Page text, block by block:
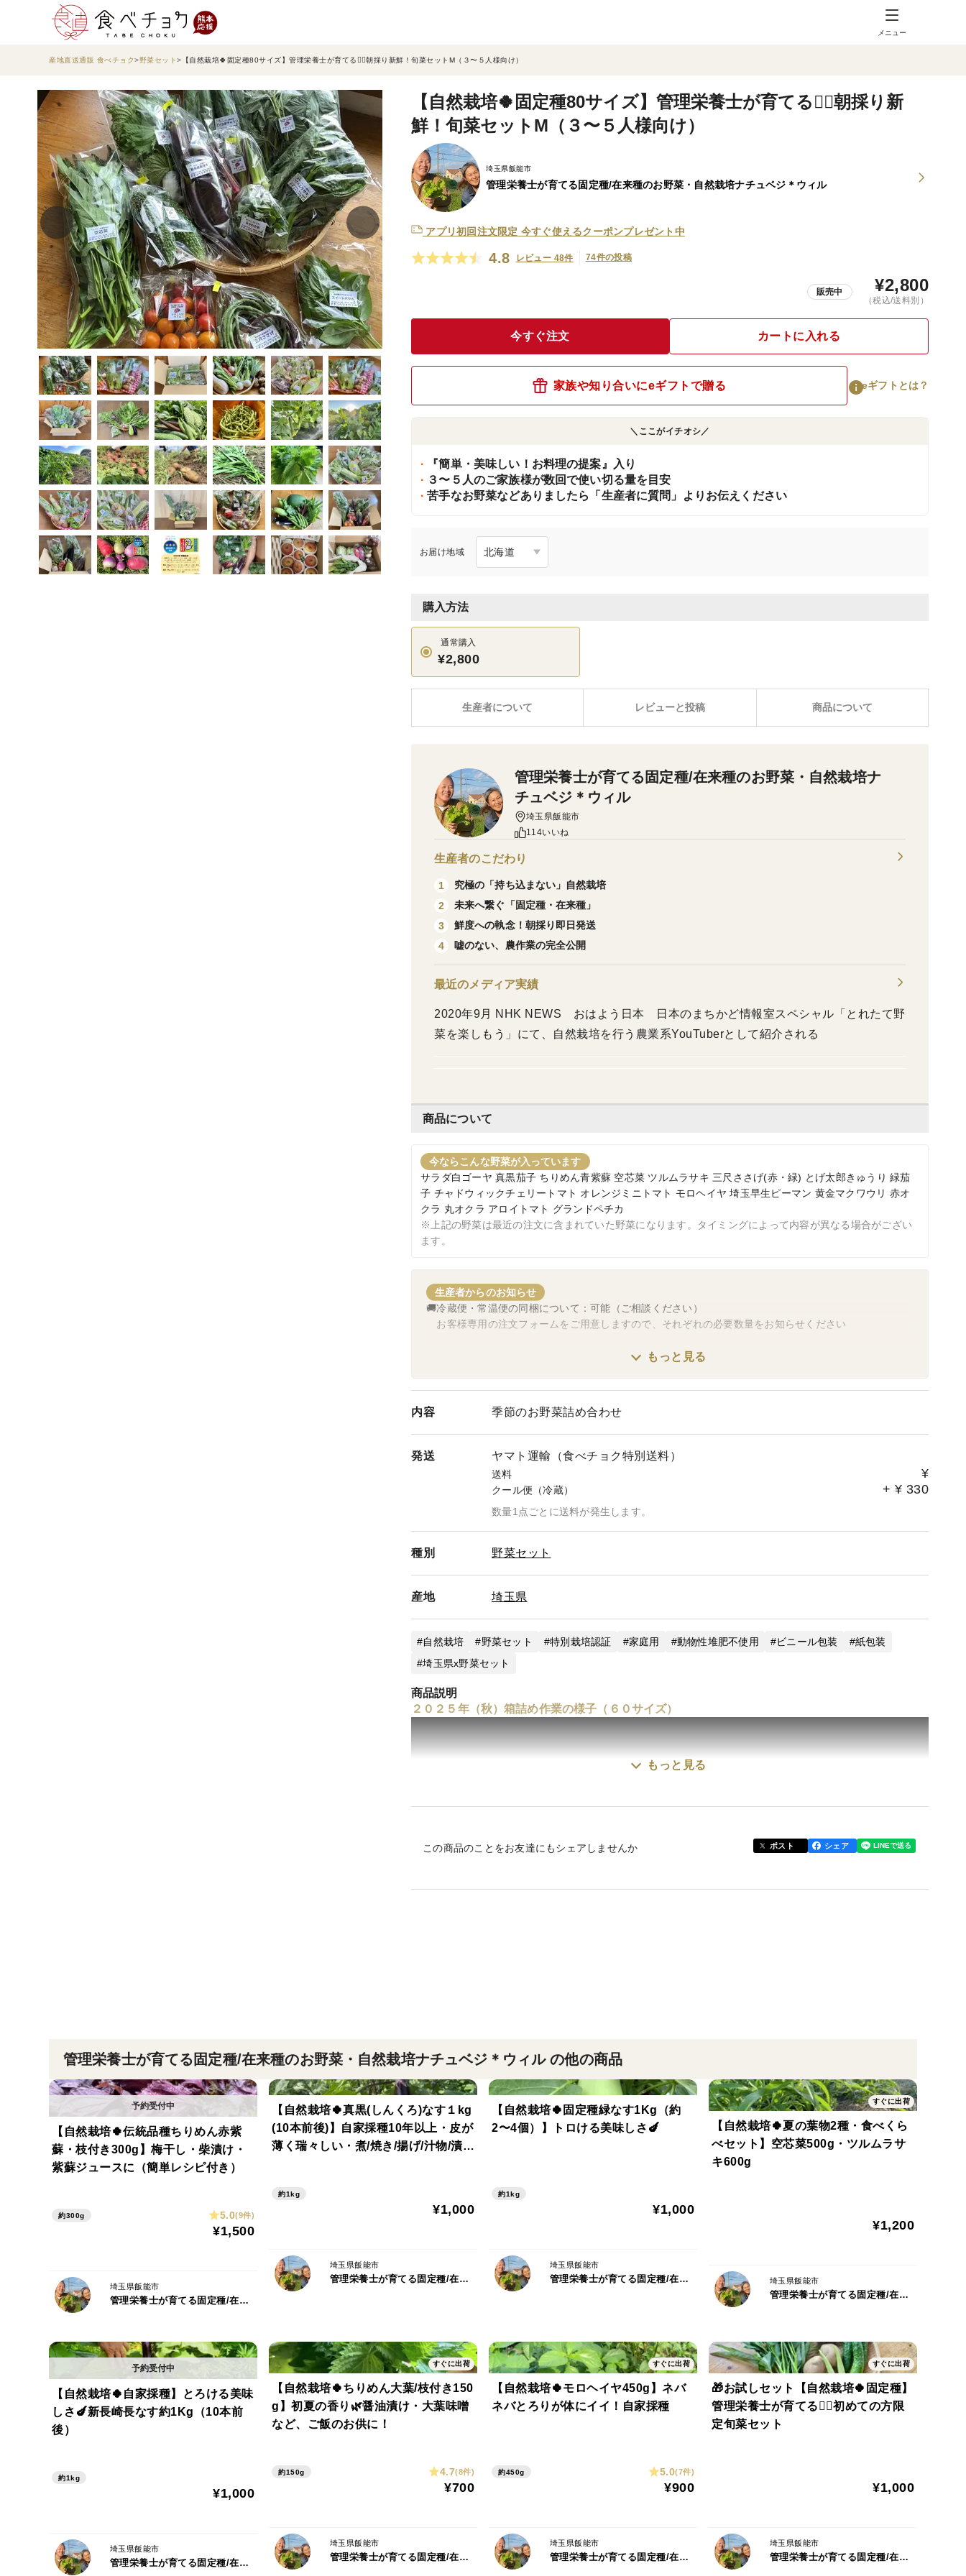
メニュー
産地直送通販 食べチョク 野菜セット 【自然栽培🍀固定種80サイズ】管理栄養士が育てる🧑‍⚕️朝採り新鮮！旬菜セットM（３〜５人様向け）
【自然栽培🍀固定種80サイズ】管理栄養士が育てる🧑‍⚕️朝採り新
鮮！旬菜セットM（３〜５人様向け）
埼玉県飯能市
管理栄養士が育てる固定種/在来種のお野菜・自然栽培ナチュベジ＊ウィル
アプリ初回注文限定 今すぐ使えるクーポンプレゼント中
4.8 レビュー 48件 74件の投稿
販売中 ¥2,800
（税込/送料別）
今すぐ注文 カートに入れる
家族や知り合いにeギフトで贈る eギフトとは？
＼ここがイチオシ／
『簡単・美味しい！お料理の提案』入り
３〜５人のご家族様が数回で使い切る量を目安
苦手なお野菜などありましたら「生産者に質問」よりお伝えください
お届け地域
購入方法
通常購入
¥2,800
レビューと投稿 商品について
生産者について
商品について
今ならこんな野菜が入っています
サラダ白ゴーヤ 真黒茄子 ちりめん青紫蘇 空芯菜 ツルムラサキ 三尺ささげ(赤・緑) とげ太郎きゅうり 緑茄
子 チャドウィックチェリートマト オレンジミニトマト モロヘイヤ 埼玉早生ピーマン 黄金マクワウリ 赤オ
クラ 丸オクラ アロイトマト グランドペチカ
※上記の野菜は最近の注文に含まれていた野菜になります。タイミングによって内容が異なる場合がござい
ます。
生産者からのお知らせ
🚚冷蔵便・常温便の同梱について：可能（ご相談ください）
お客様専用の注文フォームをご用意しますので、それぞれの必要数量をお知らせください
🚚 『すぐに出荷』について：都合により当日発送を停止します
⚠️ただし、関西以西・北海道の方は翌々日お届けになります
１日に発送できる数には上限があります
出荷可能の場合、その限りではありません
上限に達した場合は次の発送可能日に対応させていただきます
もっと見る
内容 季節のお野菜詰め合わせ
発送 ヤマト運輸（食べチョク特別送料）
送料 ¥
クール便（冷蔵） + ¥ 330
数量1点ごとに送料が発生します。
種別 野菜セット
産地 埼玉県
自然栽培 野菜セット 特別栽培認証 家庭用 動物性堆肥不使用 ビニール包装
紙包装
埼玉県x野菜セット
商品説明
２０２５年（秋）箱詰め作業の様子（６０サイズ）
【内容の一例：７月末〜】
🥒果菜
とげ太郎きゅうり・真黒なす・緑なす・新長崎長茄子・ミニトマト（3品種）・白ゴーヤ・あばし
ゴーヤ・黄金マクワウリ・三尺ささげ（赤・緑）・埼玉早生ピーマン・赤オクラ・丸オクラ
🥬葉菜
モロヘイヤ・空芯菜・ツルムラサキ・おかわかめ・ちりめん青紫蘇
じゃがいも（グランドペチカ）
⚠️生育状況・出荷時期によって内容が変わります
収穫中のお野菜の詳細につきましては、投稿欄またはインスタグラムで発信しています
https://www.instagram.com/natuvege_will/
【商品概要】
＊初めてのお野菜でも簡単・チャレンジしやすい
３〜５人のご家族様が数回で使い切る量を目安にセットします
＊同じお野菜が複数入る場合があります
＊自然栽培・固定種野菜は形・生育・味が揃わないという性質がありますので、神経質な方のご
購入はご遠慮ください
もっと見る
この商品のことをお友達にもシェアしませんか ポスト シェア
管理栄養士が育てる固定種/在来種のお野菜・自然栽培ナ
チュベジ＊ウィル
埼玉県飯能市
114いいね
生産者のこだわり
1
究極の「持ち込まない」自然栽培
2
未来へ繋ぐ「固定種・在来種」
3
鮮度への執念！朝採り即日発送
4
嘘のない、農作業の完全公開
最近のメディア実績
2020年9月 NHK NEWS おはよう日本 日本のまちかど情報室スペシャル「とれたて野
菜を楽しもう」にて、自然栽培を行う農業系YouTuberとして紹介される
管理栄養士が育てる固定種/在来種のお野菜・自然栽培ナチュベジ＊ウィル の他の商品
【自然栽培🍀伝統品種ちりめん赤紫
蘇・枝付き300g】梅干し・柴漬け・
紫蘇ジュースに（簡単レシピ付き）
約300g 5.0(9件)
¥1,500
埼玉県飯能市
管理栄養士が育てる固定種/在来種のお野菜・自然栽培ナチュベジ＊ウィル
【自然栽培🍀真黒(しんくろ)なす１kg
(10本前後)】自家採種10年以上・皮が
薄く瑞々しい・煮/焼き/揚げ/汁物/漬
約1kg
¥1,000
埼玉県飯能市
管理栄養士が育てる固定種/在来種のお野菜・自然栽培ナチュベジ＊ウィル
【自然栽培🍀固定種緑なす1Kg（約
2〜4個）】トロける美味しさ🍆
約1kg
¥1,000
埼玉県飯能市
管理栄養士が育てる固定種/在来種のお野菜・自然栽培ナチュベジ＊ウィル
すぐに出荷
【自然栽培🍀夏の葉物2種・食べくら
べセット】空芯菜500g・ツルムラサ
キ600g
¥1,200
埼玉県飯能市
管理栄養士が育てる固定種/在来種のお野菜・自然栽培ナチュベジ＊ウィル
【自然栽培🍀自家採種】とろける美味
しさ🍆新長崎長なす約1Kg（10本前
後）
約1kg
¥1,000
埼玉県飯能市
管理栄養士が育てる固定種/在来種のお野菜・自然栽培ナチュベジ＊ウィル
すぐに出荷
【自然栽培🍀ちりめん大葉/枝付き150
g】初夏の香り🌿醤油漬け・大葉味噌
など、ご飯のお供に！
約150g 4.7(8件)
¥700
埼玉県飯能市
管理栄養士が育てる固定種/在来種のお野菜・自然栽培ナチュベジ＊ウィル
すぐに出荷
【自然栽培🍀モロヘイヤ450g】ネバ
ネバとろりが体にイイ！自家採種
約450g 5.0(7件)
¥900
埼玉県飯能市
管理栄養士が育てる固定種/在来種のお野菜・自然栽培ナチュベジ＊ウィル
すぐに出荷
🎁お試しセット【自然栽培🍀固定種】
管理栄養士が育てる🧑‍⚕️初めての方限
定旬菜セット
¥1,000
埼玉県飯能市
管理栄養士が育てる固定種/在来種のお野菜・自然栽培ナチュベジ＊ウィル